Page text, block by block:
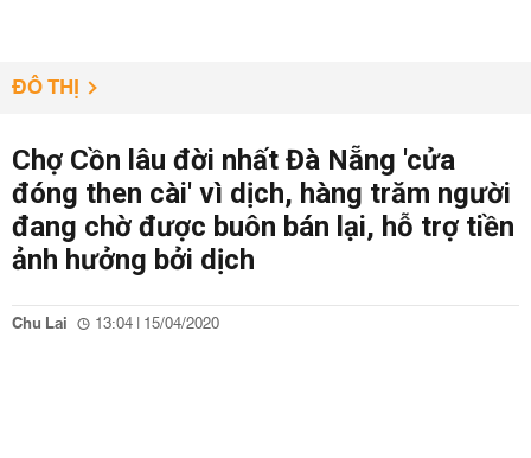
ĐÔ THỊ
Chợ Cồn lâu đời nhất Đà Nẵng 'cửa
đóng then cài' vì dịch, hàng trăm người
đang chờ được buôn bán lại, hỗ trợ tiền
ảnh hưởng bởi dịch
Chu Lai 13:04 | 15/04/2020